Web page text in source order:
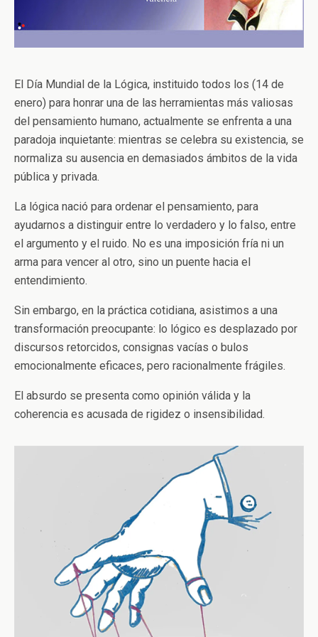
El Día Mundial de la Lógica, instituido todos los (14 de
enero) para honrar una de las herramientas más valiosas
del pensamiento humano, actualmente se enfrenta a una
paradoja inquietante: mientras se celebra su existencia, se
normaliza su ausencia en demasiados ámbitos de la vida
pública y privada.
La lógica nació para ordenar el pensamiento, para
ayudarnos a distinguir entre lo verdadero y lo falso, entre
el argumento y el ruido. No es una imposición fría ni un
arma para vencer al otro, sino un puente hacia el
entendimiento.
Sin embargo, en la práctica cotidiana, asistimos a una
transformación preocupante: lo lógico es desplazado por
discursos retorcidos, consignas vacías o bulos
emocionalmente eficaces, pero racionalmente frágiles.
El absurdo se presenta como opinión válida y la
coherencia es acusada de rigidez o insensibilidad.